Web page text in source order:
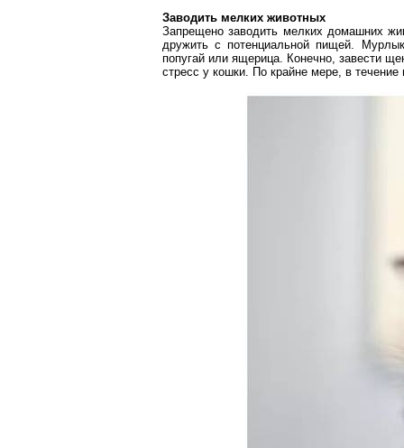
Заводить мелких животных
Запрещено заводить мелких домашних
дружить с потенциальной пищей.
попугай или ящерица. Конечно, завести
стресс у кошки. По крайне мере, в